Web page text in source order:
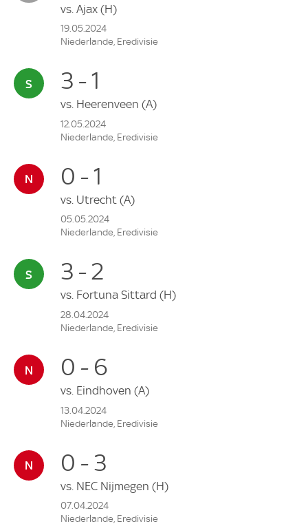
vs. Ajax (H)
19.05.2024
Niederlande, Eredivisie
3 - 1
vs. Heerenveen (A)
12.05.2024
Niederlande, Eredivisie
0 - 1
vs. Utrecht (A)
05.05.2024
Niederlande, Eredivisie
3 - 2
vs. Fortuna Sittard (H)
28.04.2024
Niederlande, Eredivisie
0 - 6
vs. Eindhoven (A)
13.04.2024
Niederlande, Eredivisie
0 - 3
vs. NEC Nijmegen (H)
07.04.2024
Niederlande, Eredivisie